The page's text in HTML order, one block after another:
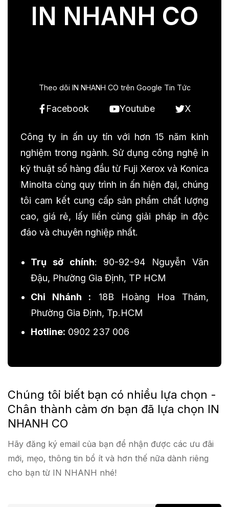
IN NHANH CO
Theo dõi IN NHANH CO trên Google Tin Tức
Facebook Youtube X
Công ty in ấn uy tín với hơn 15 năm kinh
nghiệm trong ngành. Sử dụng công nghệ in
kỹ thuật số hàng đầu từ Fuji Xerox và Konica
Minolta cùng quy trình in ấn hiện đại, chúng
tôi cam kết cung cấp sản phẩm chất lượng
cao, giá rẻ, lấy liền cùng giải pháp in độc
đáo và chuyên nghiệp nhất.
Trụ sở chính: 90-92-94 Nguyễn Văn
Đậu, Phường Gia Định, TP HCM
Chi Nhánh : 18B Hoàng Hoa Thám,
Phường Gia Định, Tp.HCM
Hotline: 0902 237 006
Chúng tôi biết bạn có nhiều lựa chọn -
Chân thành cảm ơn bạn đã lựa chọn IN
NHANH CO
Hãy đăng ký email của bạn để nhận được các ưu đãi
mới, mẹo, thông tin bổ ít và hơn thế nữa dành riêng
cho bạn từ IN NHANH nhé!